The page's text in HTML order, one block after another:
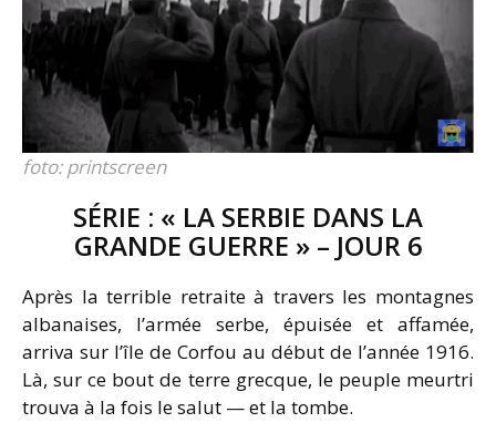
foto: printscreen
SÉRIE : « LA SERBIE DANS LA
GRANDE GUERRE » – JOUR 6
Après la terrible retraite à travers les montagnes
albanaises, l’armée serbe, épuisée et affamée,
arriva sur l’île de Corfou au début de l’année 1916.
Là, sur ce bout de terre grecque, le peuple meurtri
trouva à la fois le salut — et la tombe.